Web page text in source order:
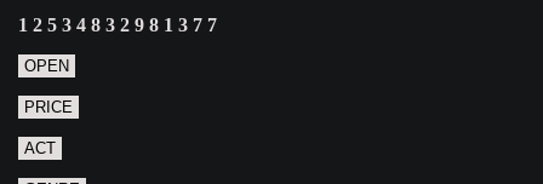
12534832981377
OPEN
PRICE
ACT